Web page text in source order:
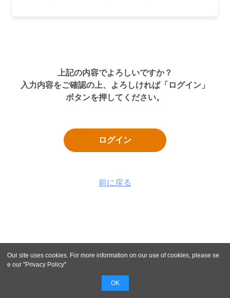
上記の内容でよろしいですか？
入力内容をご確認の上、よろしければ「ログイン」
ボタンを押してください。
ログイン
前に戻る
Our site uses cookies. For more information on our use of cookies, please se
e our "Privacy Policy"
OK